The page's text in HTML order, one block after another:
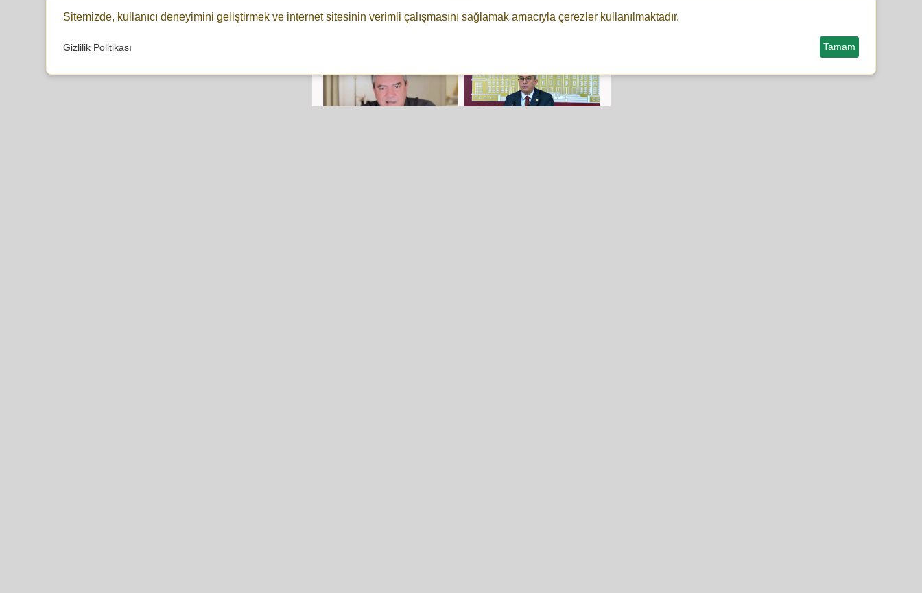
yazışmalar geri
getirilsin ve dosyaya
Sitemizde, kullanıcı deneyimini geliştirmek ve internet sitesinin verimli çalışmasını sağlamak amacıyla çerezler kullanılmaktadır.
Gizlilik Politikası Tamam